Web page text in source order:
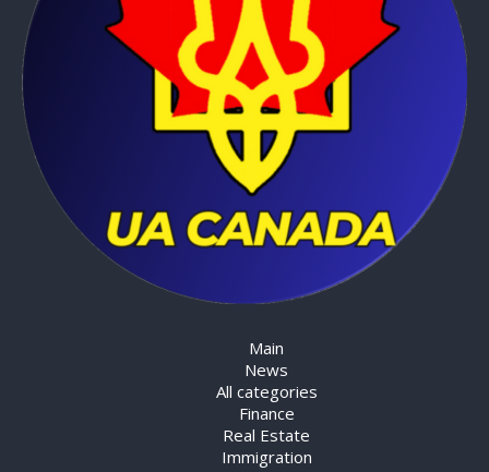
Main
News
All categories
Finance
Real Estate
Immigration